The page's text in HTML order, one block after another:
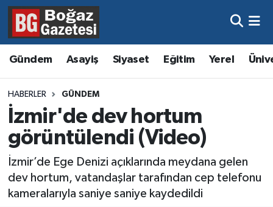
Gündem Asayiş Siyaset Eğitim Yerel
HABERLER GÜNDEM
İzmir'de dev hortum
görüntülendi (Video)
İzmir’de Ege Denizi açıklarında meydana gelen
dev hortum, vatandaşlar tarafından cep telefonu
kameralarıyla saniye saniye kaydedildi
Asayiş
Eğitim
Ekonomi
Gündem
Kültür ve Sanat
Magazin
Hava Durumu
Trafik Durumu
Süper Lig Puan Durumu ve Fikstür
Tüm Manşetler
Son Dakika Haberleri
Haber Arşivi